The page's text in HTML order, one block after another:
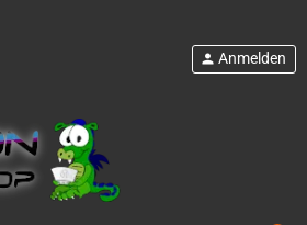
person Anmelden